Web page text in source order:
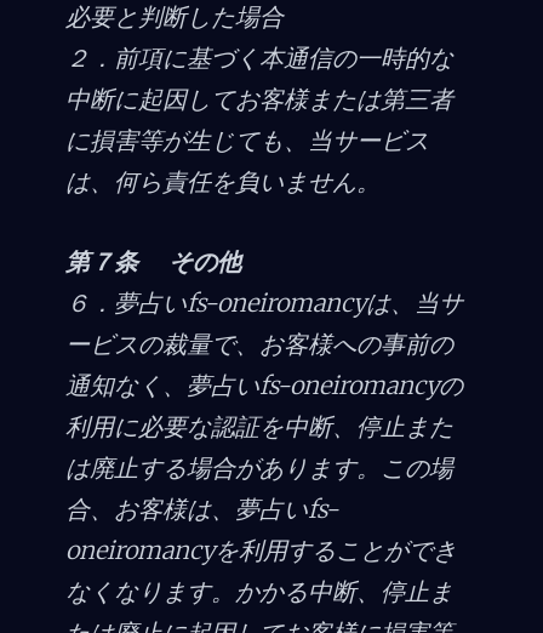
必要と判断した場合
２．前項に基づく本通信の一時的な
中断に起因してお客様または第三者
に損害等が生じても、当サービス
は、何ら責任を負いません。
第７条 その他
６．夢占いfs-oneiromancyは、当サ
ービスの裁量で、お客様への事前の
通知なく、夢占いfs-oneiromancyの
利用に必要な認証を中断、停止また
は廃止する場合があります。この場
合、お客様は、夢占いfs-
oneiromancyを利用することができ
なくなります。かかる中断、停止ま